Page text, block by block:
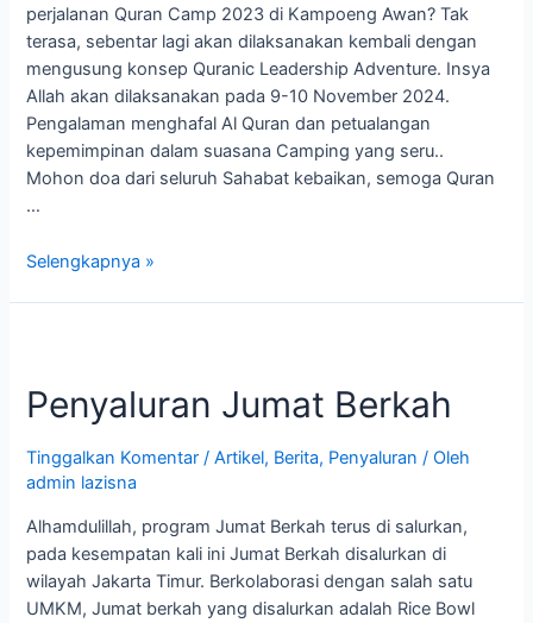
perjalanan Quran Camp 2023 di Kampoeng Awan? Tak
terasa, sebentar lagi akan dilaksanakan kembali dengan
mengusung konsep Quranic Leadership Adventure. Insya
Allah akan dilaksanakan pada 9-10 November 2024.
Pengalaman menghafal Al Quran dan petualangan
kepemimpinan dalam suasana Camping yang seru..
Mohon doa dari seluruh Sahabat kebaikan, semoga Quran
…
Selengkapnya »
Penyaluran Jumat Berkah
Tinggalkan Komentar /Artikel, Berita, Penyaluran / Oleh
admin lazisna
Alhamdulillah, program Jumat Berkah terus di salurkan,
pada kesempatan kali ini Jumat Berkah disalurkan di
wilayah Jakarta Timur. Berkolaborasi dengan salah satu
UMKM, Jumat berkah yang disalurkan adalah Rice Bowl
Berkah